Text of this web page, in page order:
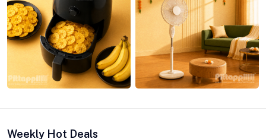
Weekly Hot Deals